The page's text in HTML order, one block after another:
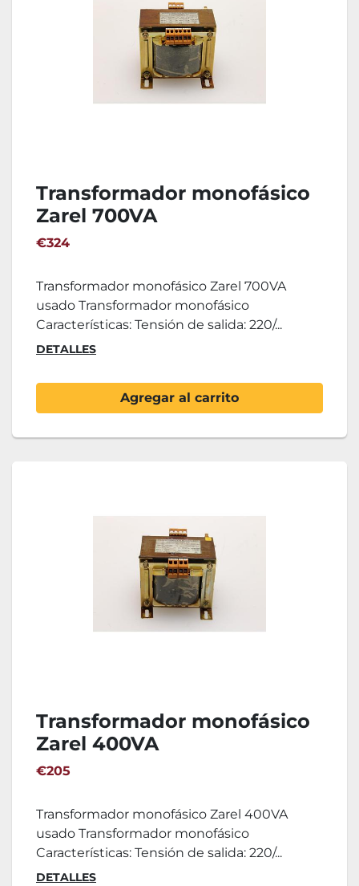
Transformador monofásico
Zarel 700VA
€324
Transformador monofásico Zarel 700VA
usado Transformador monofásico
Características: Tensión de salida: 220/...
DETALLES
Agregar al carrito
Transformador monofásico
Zarel 400VA
€205
Transformador monofásico Zarel 400VA
usado Transformador monofásico
Características: Tensión de salida: 220/...
DETALLES